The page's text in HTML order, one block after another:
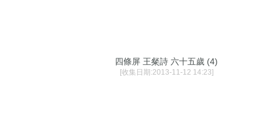
四條屏 王粲詩 六十五歲 (4)
[收集日期:2013-11-12 14:23]